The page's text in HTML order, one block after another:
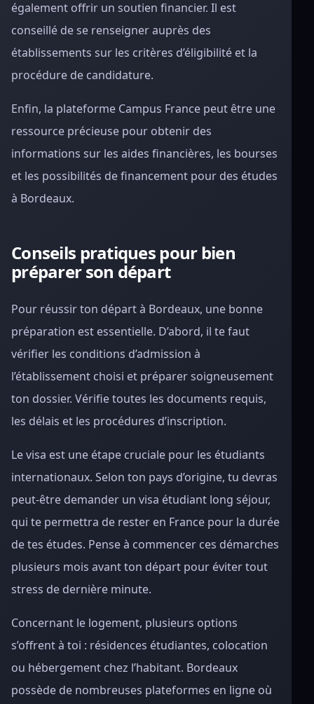
également offrir un soutien financier. Il est
conseillé de se renseigner auprès des
établissements sur les critères d’éligibilité et la
procédure de candidature.
Enfin, la plateforme Campus France peut être une
ressource précieuse pour obtenir des
informations sur les aides financières, les bourses
et les possibilités de financement pour des études
à Bordeaux.
Conseils pratiques pour bien
préparer son départ
Pour réussir ton départ à Bordeaux, une bonne
préparation est essentielle. D’abord, il te faut
vérifier les conditions d’admission à
l’établissement choisi et préparer soigneusement
ton dossier. Vérifie toutes les documents requis,
les délais et les procédures d’inscription.
Le visa est une étape cruciale pour les étudiants
internationaux. Selon ton pays d’origine, tu devras
peut-être demander un visa étudiant long séjour,
qui te permettra de rester en France pour la durée
de tes études. Pense à commencer ces démarches
plusieurs mois avant ton départ pour éviter tout
stress de dernière minute.
Concernant le logement, plusieurs options
s’offrent à toi : résidences étudiantes, colocation
ou hébergement chez l’habitant. Bordeaux
possède de nombreuses plateformes en ligne où